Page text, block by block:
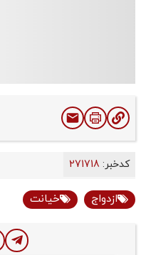
کدخبر:
ازدواج خیانت